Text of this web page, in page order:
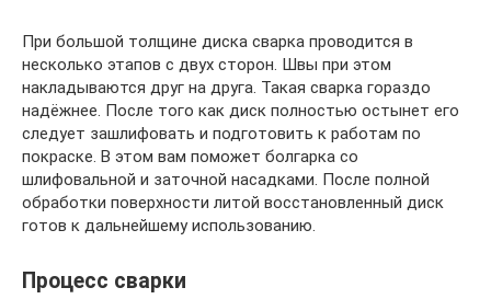
При большой толщине диска сварка проводится в
несколько этапов с двух сторон. Швы при этом
накладываются друг на друга. Такая сварка гораздо
надёжнее. После того как диск полностью остынет его
следует зашлифовать и подготовить к работам по
покраске. В этом вам поможет болгарка со
шлифовальной и заточной насадками. После полной
обработки поверхности литой восстановленный диск
готов к дальнейшему использованию.
Процесс сварки